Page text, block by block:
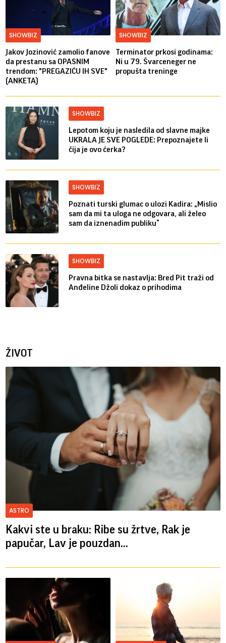
SHOWBIZ
Jakov Jozinović zamolio fanove
da prestanu sa OPASNIM
trendom: "PREGAZIĆU IH SVE"
(ANKETA)
SHOWBIZ
Terminator prkosi godinama:
Ni u 79. Švarceneger ne
propušta treninge
SHOWBIZ
Lepotom koju je nasledila od slavne majke
UKRALA JE SVE POGLEDE: Prepoznajete li
čija je ovo ćerka?
SHOWBIZ
Poznati turski glumac o ulozi Kadira: „Mislio
sam da mi ta uloga ne odgovara, ali želeo
sam da iznenadim publiku“
SHOWBIZ
Pravna bitka se nastavlja: Bred ​​Pit traži od
Anđeline Džoli dokaz o prihodima
ŽIVOT
ASTRO
Kakvi ste u braku: Ribe su žrtve, Rak je
papučar, Lav je pouzdan...